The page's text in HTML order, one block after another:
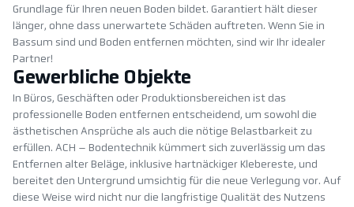
Grundlage für Ihren neuen Boden bildet. Garantiert hält dieser
länger, ohne dass unerwartete Schäden auftreten. Wenn Sie in
Bassum sind und Boden entfernen möchten, sind wir Ihr idealer
Partner!
Gewerbliche Objekte
In Büros, Geschäften oder Produktionsbereichen ist das
professionelle Boden entfernen entscheidend, um sowohl die
ästhetischen Ansprüche als auch die nötige Belastbarkeit zu
erfüllen. ACH – Bodentechnik kümmert sich zuverlässig um das
Entfernen alter Beläge, inklusive hartnäckiger Klebereste, und
bereitet den Untergrund umsichtig für die neue Verlegung vor. Auf
diese Weise wird nicht nur die langfristige Qualität des Nutzens